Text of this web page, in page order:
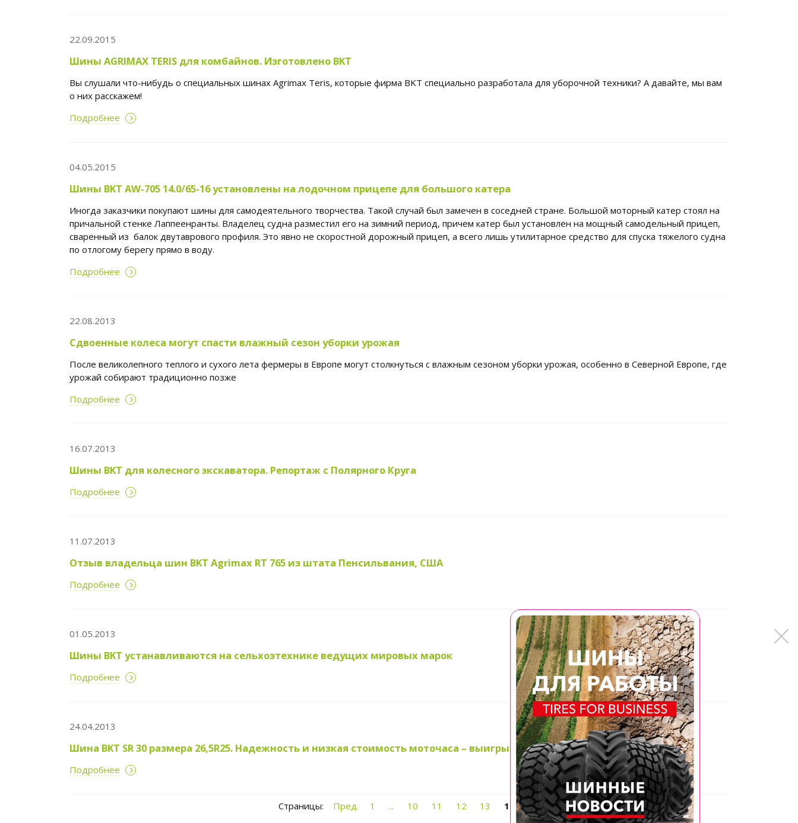
22.09.2015
Шины AGRIMAX TERIS для комбайнов. Изготовлено BKT
Вы слушали что-нибудь о специальных шинах Agrimax Teris, которые фирма BKT специально разработала для уборочной техники? А давайте, мы вам
о них расскажем!
Подробнее
04.05.2015
Шины BKT AW-705 14.0/65-16 установлены на лодочном прицепе для большого катера
Иногда заказчики покупают шины для самодеятельного творчества. Такой случай был замечен в соседней стране. Большой моторный катер стоял на
причальной стенке Лаппеенранты. Владелец судна разместил его на зимний период, причем катер был установлен на мощный самодельный прицеп,
сваренный из балок двутаврового профиля. Это явно не скоростной дорожный прицеп, а всего лишь утилитарное средство для спуска тяжелого судна
по отлогому берегу прямо в воду.
Подробнее
22.08.2013
Сдвоенные колеса могут спасти влажный сезон уборки урожая
После великолепного теплого и сухого лета фермеры в Европе могут столкнуться с влажным сезоном уборки урожая, особенно в Северной Европе, где
урожай собирают традиционно позже
Подробнее
16.07.2013
Шины BKT для колесного экскаватора. Репортаж с Полярного Круга
Подробнее
11.07.2013
Отзыв владельца шин BKT Agrimax RT 765 из штата Пенсильвания, США
Подробнее
01.05.2013
Шины BKT устанавливаются на сельхозтехнике ведущих мировых марок
Подробнее
24.04.2013
Шина BKT SR 30 размера 26,5R25. Надежность и низкая стоимость моточаса – выигрышная комбинация
Подробнее
Страницы: Пред. 1 ... 10 11 12 13 14